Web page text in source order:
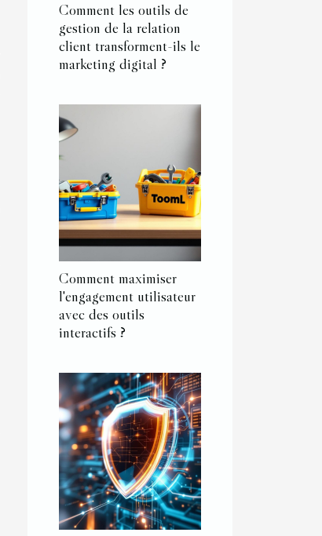
Comment les outils de
gestion de la relation
client transforment-ils le
marketing digital ?
Comment maximiser
l'engagement utilisateur
avec des outils
interactifs ?